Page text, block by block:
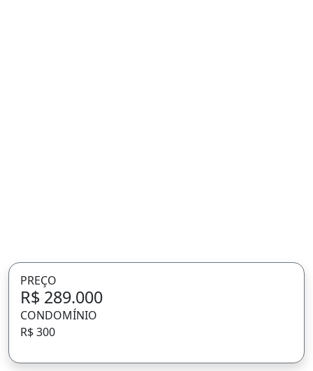
PREÇO
R$ 289.000
CONDOMÍNIO
R$ 300